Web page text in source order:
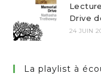
Drive
24 JUIN
La playlist à